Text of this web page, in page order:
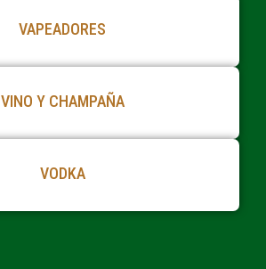
VAPEADORES
VINO Y CHAMPAÑA
VODKA